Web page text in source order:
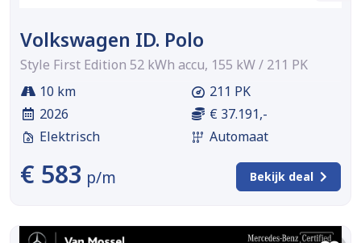
Volkswagen ID. Polo
Style First Edition 52 kWh accu, 155 kW / 211 PK
10 km
2026
Elektrisch
211 PK
€ 37.191,-
Automaat
€ 583 p/m Bekijk deal